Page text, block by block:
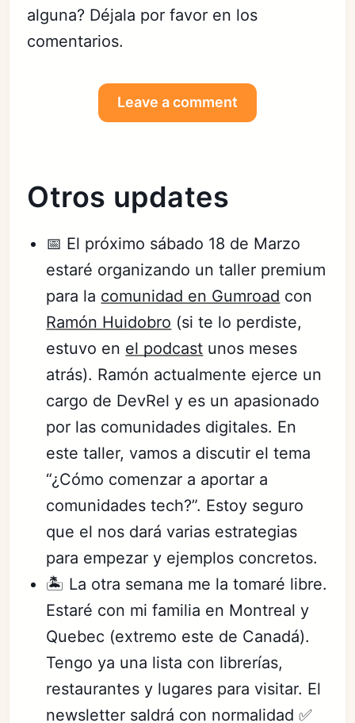
alguna? Déjala por favor en los
comentarios.
Leave a comment
Otros updates
📅 El próximo sábado 18 de Marzo
estaré organizando un taller premium
para la comunidad en Gumroad con
Ramón Huidobro (si te lo perdiste,
estuvo en el podcast unos meses
atrás). Ramón actualmente ejerce un
cargo de DevRel y es un apasionado
por las comunidades digitales. En
este taller, vamos a discutir el tema
“¿Cómo comenzar a aportar a
comunidades tech?”. Estoy seguro
que el nos dará varias estrategias
para empezar y ejemplos concretos.
🏝️ La otra semana me la tomaré libre.
Estaré con mi familia en Montreal y
Quebec (extremo este de Canadá).
Tengo ya una lista con librerías,
restaurantes y lugares para visitar. El
newsletter saldrá con normalidad ✅